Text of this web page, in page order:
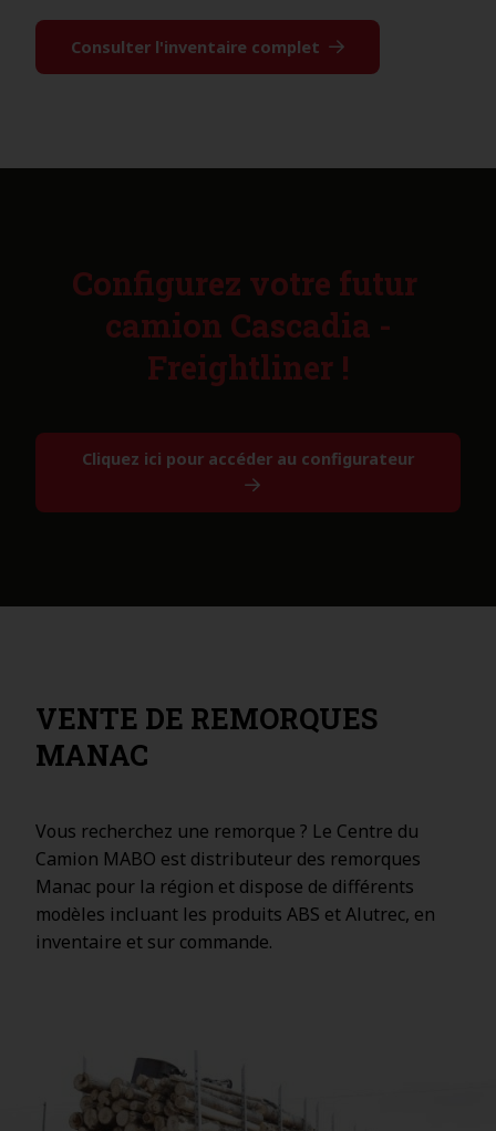
Consulter l'inventaire complet
Configurez votre futur
camion Cascadia -
Freightliner !
Cliquez ici pour accéder au configurateur
VENTE DE REMORQUES
MANAC
Vous recherchez une remorque ? Le Centre du
Camion MABO est distributeur des remorques
Manac pour la région et dispose de différents
modèles incluant les produits ABS et Alutrec, en
inventaire et sur commande.